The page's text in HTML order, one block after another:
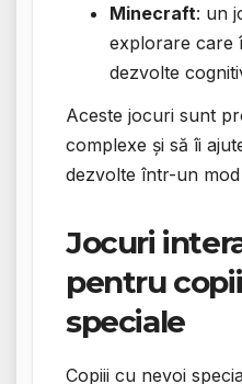
Minecraft: un
explorare care
dezvolte
Aceste jocuri sunt
complexe și să îi
dezvolte într-un
Jocuri
pentru
speciale
Copiii cu nevoi